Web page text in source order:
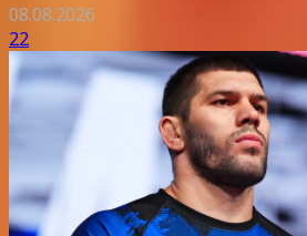
08.08.2026
22